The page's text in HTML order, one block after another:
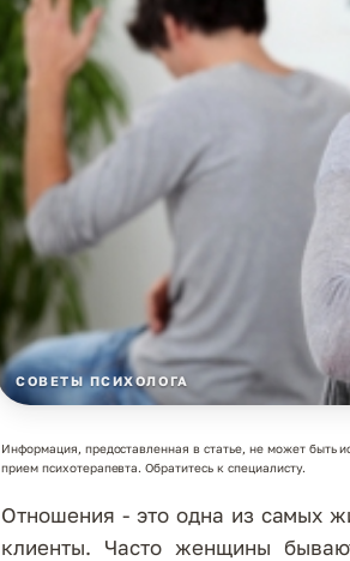
СОВЕТЫ ПСИХОЛОГА
Информация, предоставленная в статье, не может быть
прием психотерапевта. Обратитесь к специалисту.
Отношения - это одна из самых
клиенты. Часто женщины